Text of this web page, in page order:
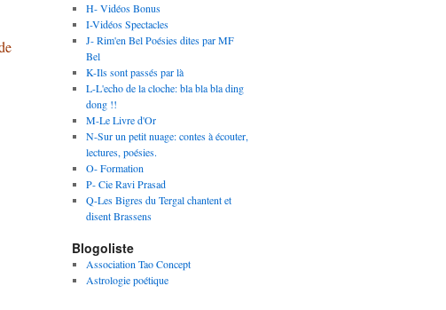
H- Vidéos Bonus
I-Vidéos Spectacles
J- Rim'en Bel Poésies dites par MF
Bel
K-Ils sont passés par là
L-L'echo de la cloche: bla bla bla ding
dong !!
M-Le Livre d'Or
N-Sur un petit nuage: contes à écouter,
lectures, poésies.
O- Formation
P- Cie Ravi Prasad
Q-Les Bigres du Tergal chantent et
disent Brassens
Blogoliste
Association Tao Concept
Astrologie poétique